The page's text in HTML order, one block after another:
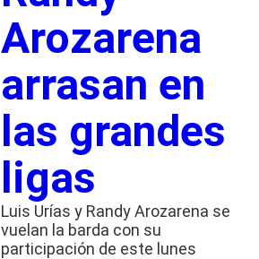
Arozarena
arrasan en
las grandes
ligas
Luis Urías y Randy Arozarena se
vuelan la barda con su
participación de este lunes